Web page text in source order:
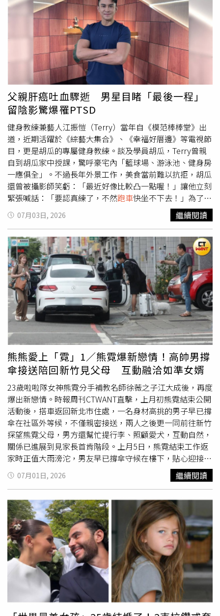
開車抵達台北市大安區一間日系飯店。（圖／本刊攝影組）
車停妥，飯店人員則貼心替游宇潼撐傘，帶她一起進入
Lobby。（圖／本刊攝影組）晚間9點半左右，游宇潼驅車
抵達台北市大安區一間日系飯店，在服務人員引導下將車停
妥，飯店人員則貼心替她撐傘，帶她一起進入Lobby。當晚
游宇潼身穿紅色外套搭配短褲、白色涼鞋，打扮休閒卻依舊
讓人眼睛一亮，一雙修長美腿更是吸引目光，似乎是為稍後
的約會做好了萬全準備。進入大廳後，她先拿起手機聯繫對
方，隨後便在大廳等候。不久後，一名身材高挑、外型帥
氣，身穿酒店睡衣的男子下樓與游宇潼碰面。（圖／本刊攝
影組）仔細觀察這位帥哥，舉手投足散發濃厚ABC氣質，但
卻非醫三代前男友楊博翰。（圖／本刊攝影組）不久後，一
名身材高挑、外型帥氣的男子現身。男方身穿酒店睡衣就下
來見客，看來兩人之間應該是有一定熟稔程度才能如此輕鬆
自在地碰面。仔細觀察這位帥哥，舉手投足散發濃厚ABC氣
質，也不是之前曾被媒體拍到的醫三代前男友楊博翰。男子
隨後與酒店人員辦理相關訪客手續，接著便帶著游宇潼一同
搭電梯上樓。辦理相關訪客手續，男子與游宇潼一同搭電梯
上樓，直到凌晨2點仍見到游宇潼離開。（圖／本刊攝影
組）兩人上樓後直到凌晨2點仍未見到游宇潼離開，隔天上
午本刊再度返回現場時，游宇潼的那輛雙B座車已經駛離。
掐指一算，兩人在飯店內至少共處超過5個小時，也令人相
當好奇男方身分及兩人關係。對於本刊6月25日晚上直擊游
宇潼結束電台工作後，雨中開車直奔大安區與友人飯店相
會，直到隔日凌晨兩點都未見離開，游宇潼經紀人回應本刊
表示，近期游宇潼忙著準備演唱會，所以在該處跟一群朋友
一起上瑜伽課，因為當天她沒帶房卡，所以經紀人的男朋友
下來拿房卡給她。
父親肝癌吐血驟逝 男星目睹「最後一程」
留陰影驚爆罹PTSD
健身教練兼藝人江振愷（Terry）當年自《模范棒棒堂》出
道，近期活躍於《綜藝大集合》、《幸福好厝邊》等電視節
目，更是胡瓜的專屬健身教練。談及學員胡瓜，Terry曾親
自到胡瓜家中授課，驚呼豪宅內「籃球場、游泳池、健身房
一應俱全」。不過長年外景工作，美食當前難以抗拒，胡瓜
還曾被攝影師笑虧：「最近好像比較凸一點喔！」讓他立刻
緊張喊話：「要認真練了，不然跑車快坐不下去！」為了幫
胡瓜甩肉，Terry特別量身打造訓練菜單，包括20分鐘間歇
跑步、30分鐘徒手肌力訓練、30分鐘有氧舞蹈及30分鐘瑜
珈伸展。胡瓜也趁著閒暇時努力運動，最高紀錄一週苦練4
天，成功消滅小腹。帶領無數人找回健康體態的Terry，對
健康的執著其實源自家庭的遺憾。他透露，父執輩五兄弟皆
是B型肝炎患者，父親年輕時在外島服役，退伍後又陸續開
計程車、拖吊車，並在交通隊值勤，長年作息、飲食極不規
律。後來父親出現血便、胃出血，甚至在家中吐血，送醫後
確診肝癌末期，癌細胞擴散速度快到來不及接受栓塞與化
療，只能住進安寧病房，短短一年便離世。Terry至今仍忘
不了父親生命最後一程，由於奶奶堅持「人要回到家才能離
開」，當時哥哥陪同父親搭乘救護車，每隔幾秒就按壓一次
人工呼吸器，他則騎著摩托車一路跟在後方。返家後，兄弟
倆再合力將父親抬上舊公寓客廳的簡易靈堂，拔除呼吸器，
陪伴父親走完人生最後一程。那段畫面至今仍深深烙印在他
的腦海，成為難以抹滅的陰影。父親驟逝對母親而言猶如天
崩地裂，一度陷入不吃不喝、依賴安眠藥度日的狀態，當時
Terry獨自扛起照顧母親的重擔，白天還得兼顧工作，在龐
大的悲傷與壓力下，開始對救護車聲特別敏感，只要母親稍
有風吹草動便陷入高度焦慮，睡眠也嚴重失調。直到二哥退
伍返家察覺異狀，緊急帶他就診身心科，確診罹患創傷後壓
力症候群（PTSD）。這段刻骨銘心的經歷，也讓Terry更加
堅信預防醫學的重要。身為家族癌症高風險族群，他自32歲
升格當爸爸後，便積極透過飲食控制及保健食品維持健康，
更笑稱：「手搖飲店和麵包店這輩子賺不到我一毛錢。」靠
著嚴格的自我管理維持最佳狀態，成為名副其實的「鋼鐵教
練」。
07月03日, 2026 繼續閱讀
熊熊愛上「霓」1／熊霓爆新戀情！高帥男撐
傘接送陪回新竹見父母 互動融洽如準女婿
23歲啦啦隊女神熊霓分手補教名師徐薇之子江大成後，再度
爆出新戀情。時報周刊CTWANT直擊，上月初熊霓結束公開
活動後，搭車返回新北市住處，一名身材高挑的男子早已撐
傘在社區外等候，不僅親密接送，兩人之後更一同前往新竹
探望熊霓父母，男方還幫忙提行李、照顧愛犬，互動自然，
關係已進展到見家長首肯階段。上月5日，熊霓結束工作返
家時正值大雨滂沱，男友早已撐傘守候在樓下，貼心迎接她
回家。（圖／本刊攝影組）6月5日上午，樂天女孩熊霓與同
隊37歲學姐筠熹一同出席在台北車站舉辦的「鐵路便當節」
活動。活動結束後，她換下工作服裝，在休息室整理完隨身
物品後離開，途中還耐心替守候的粉絲簽名，隨後就在大雨
中衝上多元計程車返家。熊霓下車後，男友將手搭在她肩
上，一起並肩走進社區，互動相當親密。（圖／本刊攝影
組）當日中午12點23分，計程車抵達新北市一處住宅社
區，一名身穿黑色短褲、同色系無袖上衣，一位戴著眼鏡的
男子早已撐著傘在門口等候。熊霓下車後，男子順勢將手搭
在她肩上，兩人並肩走進社區，看來互動相當親密。約20分
鐘後，男子獨自外出到超商採買食物，再返回住處。同日下
午熊霓開車載著男友一起返回新竹老家，臉上滿是笑容，看
來心情相當不錯。（圖／本刊攝影組）下午2點26分，熊霓
07月01日, 2026 繼續閱讀